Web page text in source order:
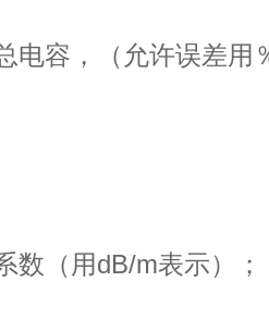
容，（允许误差用
（用dB/m表示）；